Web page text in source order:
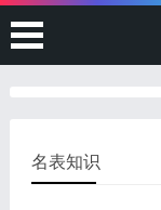
名表知识